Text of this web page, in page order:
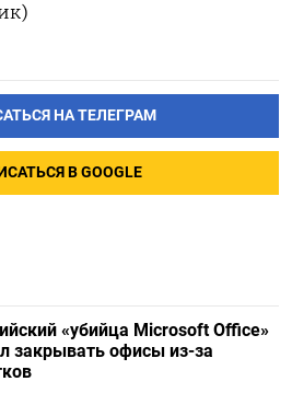
НА ТЕЛЕГРАМ
В GOOGLE
«убийца Microsoft Office»
закрывать офисы из-за